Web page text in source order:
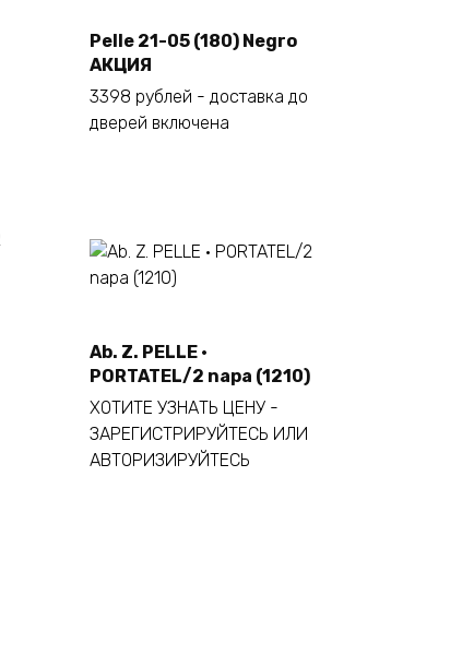
Añadir al carrito
Pelle 21-05 (180) Negro
АКЦИЯ
3398 рублей - доставка до
дверей включена
Seleccionar opciones
Este
producto
tiene
múltiples
variantes.
Ab. Z. PELLE ·
PORTATEL/2 napa (1210)
ХОТИТЕ УЗНАТЬ ЦЕНУ -
ЗАРЕГИСТРИРУЙТЕСЬ ИЛИ
АВТОРИЗИРУЙТЕСЬ